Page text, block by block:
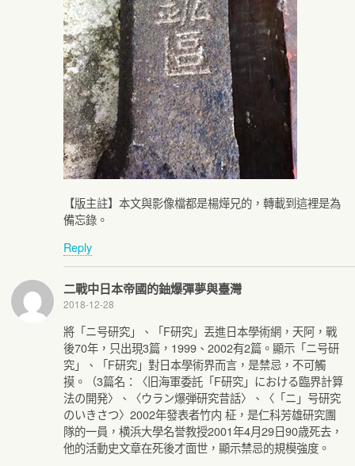
【版主註】本文與影像檔都是楊燁兄的，轉載到這裡是為
備忘錄。
Reply
二戰中日本帝國的鈾爆彈夢與臺灣
2018-12-28
將「ニ号研究」、「F研究」丟進日本學術網，天阿，戰
後70年，只出現3篇，1999、2002有2篇。顯示「ニ号研
究」、「F研究」對日本學術界而言，是禁忌，不可觸
摸。（3篇名：〈旧海軍委託「F研究」における臨界計算
法の開発〉、〈ウラン爆弾研究昔話〉、〈「ニ」号研究
のいきさつ〉2002年發表者竹内 柾，是仁科芳雄研究團
隊的一員，横浜大學名誉教授2001年4月29日90歳死去，
他的活動史文章在死後才面世，顯示禁忌的規模強度。